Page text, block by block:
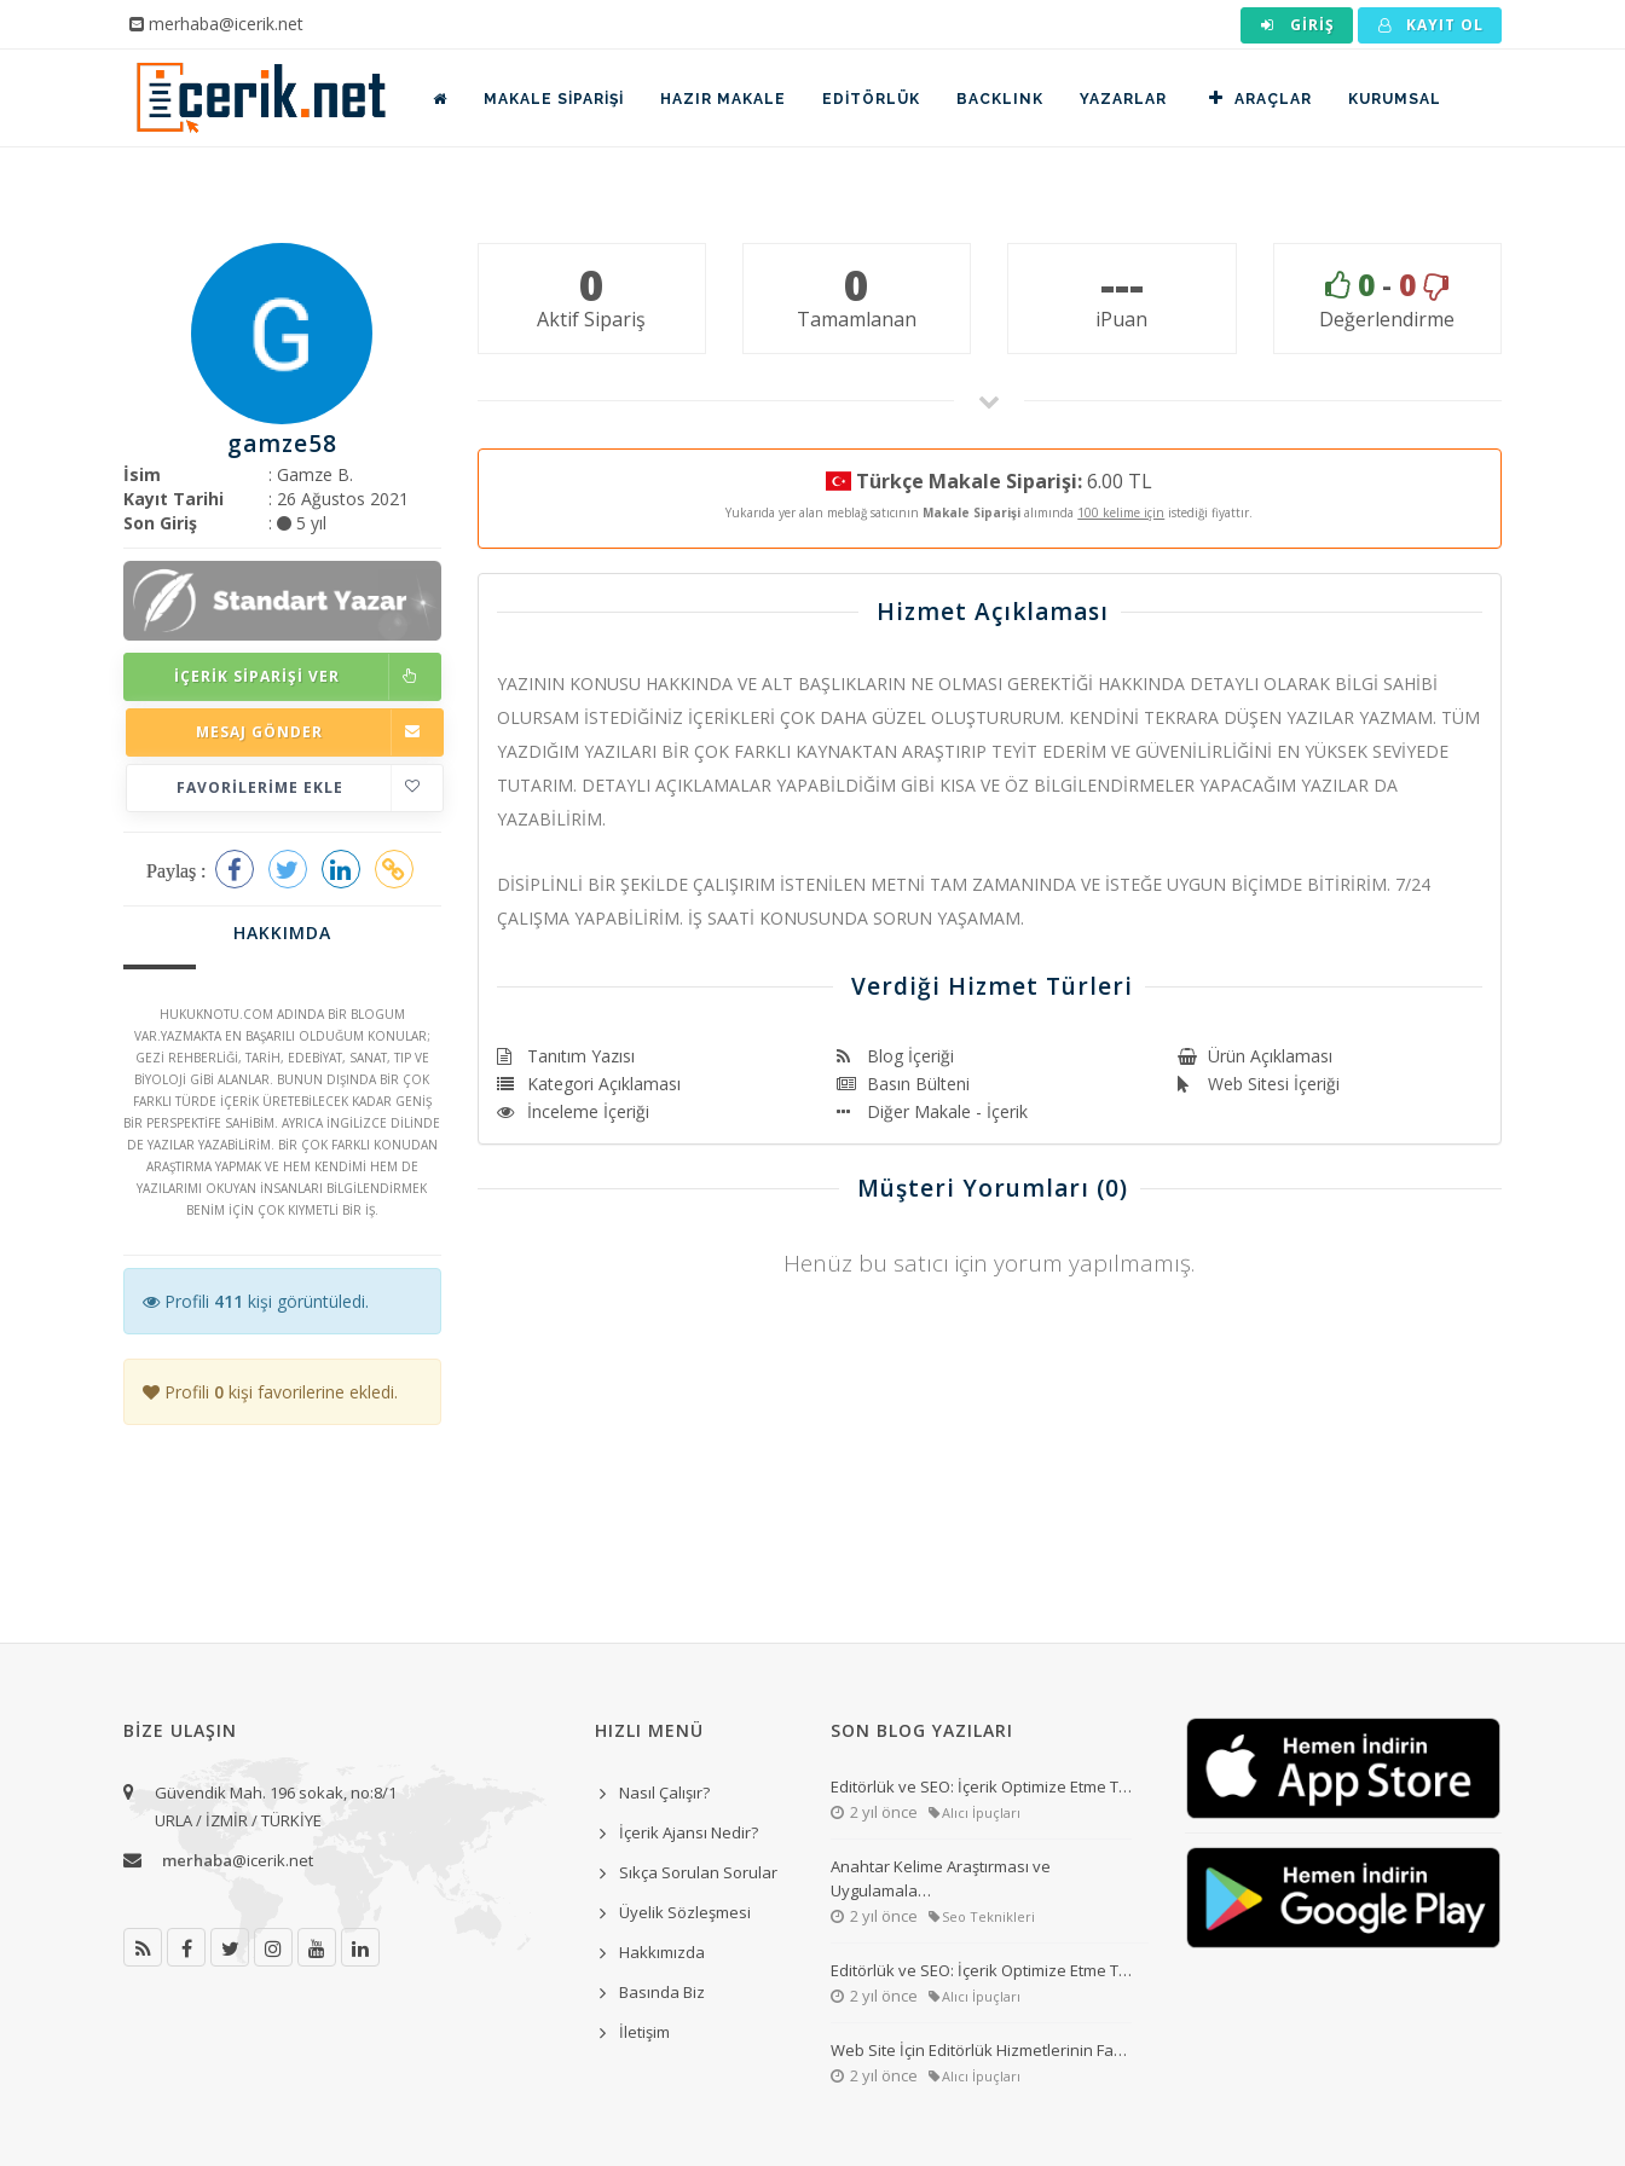
merhaba@icerik.net GIRIŞ KAYIT OL
MAKALE SIPARIŞI HAZIR MAKALE EDITÖRLÜK BACKLINK YAZARLAR ARAÇLAR KURUMSAL
gamze58
İsim
: Gamze B.
Kayıt Tarihi
: 26 Ağustos 2021
Son Giriş
: 5 yıl
İÇERIK SIPARIŞI VER
MESAJ GÖNDER
FAVORILERIME EKLE
Paylaş :
HAKKIMDA
HUKUKNOTU.COM ADINDA BİR BLOGUM
VAR.YAZMAKTA EN BAŞARILI OLDUĞUM KONULAR;
GEZİ REHBERLİĞİ, TARİH, EDEBİYAT, SANAT, TIP VE
BİYOLOJİ GİBİ ALANLAR. BUNUN DIŞINDA BİR ÇOK
FARKLI TÜRDE İÇERİK ÜRETEBİLECEK KADAR GENİŞ
BİR PERSPEKTİFE SAHİBİM. AYRICA İNGİLİZCE DİLİNDE
DE YAZILAR YAZABİLİRİM. BİR ÇOK FARKLI KONUDAN
ARAŞTIRMA YAPMAK VE HEM KENDİMİ HEM DE
YAZILARIMI OKUYAN İNSANLARI BİLGİLENDİRMEK
BENİM İÇİN ÇOK KIYMETLİ BİR İŞ.
Profili 411 kişi görüntüledi.
Profili 0 kişi favorilerine ekledi.
0
Aktif Sipariş
0
Tamamlanan
---
iPuan
0 - 0
Değerlendirme
Türkçe Makale Siparişi:6.00 TL
Yukarıda yer alan meblağ satıcının Makale Siparişi alımında 100 kelime için istediği fiyattır.
Hizmet Açıklaması
YAZININ KONUSU HAKKINDA VE ALT BAŞLIKLARIN NE OLMASI GEREKTİĞİ HAKKINDA DETAYLI OLARAK BİLGİ SAHİBİ
OLURSAM İSTEDİĞİNİZ İÇERİKLERİ ÇOK DAHA GÜZEL OLUŞTURURUM. KENDİNİ TEKRARA DÜŞEN YAZILAR YAZMAM. TÜM
YAZDIĞIM YAZILARI BİR ÇOK FARKLI KAYNAKTAN ARAŞTIRIP TEYİT EDERİM VE GÜVENİLİRLİĞİNİ EN YÜKSEK SEVİYEDE
TUTARIM. DETAYLI AÇIKLAMALAR YAPABİLDİĞİM GİBİ KISA VE ÖZ BİLGİLENDİRMELER YAPACAĞIM YAZILAR DA
YAZABİLİRİM.
DİSİPLİNLİ BİR ŞEKİLDE ÇALIŞIRIM İSTENİLEN METNİ TAM ZAMANINDA VE İSTEĞE UYGUN BİÇİMDE BİTİRİRİM. 7/24
ÇALIŞMA YAPABİLİRİM. İŞ SAATİ KONUSUNDA SORUN YAŞAMAM.
Verdiği Hizmet Türleri
Tanıtım Yazısı Blog İçeriği
Ürün Açıklaması
Kategori Açıklaması
Basın Bülteni
Web Sitesi İçeriği
İnceleme İçeriği
Diğer Makale - İçerik
Müşteri Yorumları (0)
Henüz bu satıcı için yorum yapılmamış.
BIZE ULAŞIN
Güvendik Mah. 196 sokak, no:8/1
URLA / İZMİR / TÜRKİYE
merhaba@icerik.net
HIZLI MENÜ
Nasıl Çalışır?
İçerik Ajansı Nedir?
Sıkça Sorulan Sorular
Üyelik Sözleşmesi
Hakkımızda
Basında Biz
İletişim
SON BLOG YAZILARI
Editörlük ve SEO: İçerik Optimize Etme T…
2 yıl önce
Alıcı İpuçları
Anahtar Kelime Araştırması ve
Uygulamala…
2 yıl önce
Seo Teknikleri
Editörlük ve SEO: İçerik Optimize Etme T…
2 yıl önce
Alıcı İpuçları
Web Site İçin Editörlük Hizmetlerinin Fa…
2 yıl önce
Alıcı İpuçları